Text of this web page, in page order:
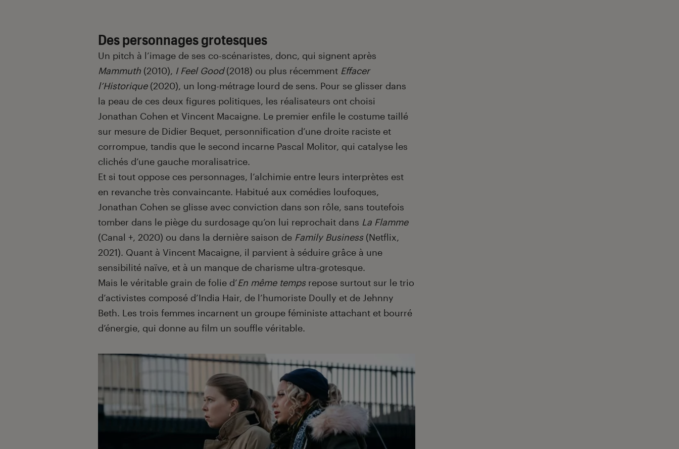
Des personnages grotesques
Un pitch à l’image de ses co-scénaristes, donc, qui signent après
Mammuth (2010), I Feel Good(2018) ou plus récemment Effacer
l’Historique(2020), un long-métrage lourd de sens. Pour se glisser dans
la peau de ces deux figures politiques, les réalisateurs ont choisi
Jonathan Cohen et Vincent Macaigne. Le premier enfile le costume taillé
sur mesure de Didier Bequet, personnification d’une droite raciste et
corrompue, tandis que le second incarne Pascal Molitor, qui catalyse les
clichés d’une gauche moralisatrice.
Et si tout oppose ces personnages, l’alchimie entre leurs interprètes est
en revanche très convaincante. Habitué aux comédies loufoques,
Jonathan Cohen se glisse avec conviction dans son rôle, sans toutefois
tomber dans le piège du surdosage qu’on lui reprochait dans La Flamme
(Canal +, 2020) ou dans la dernière saison de Family Business(Netflix,
2021). Quant à Vincent Macaigne, il parvient à séduire grâce à une
sensibilité naïve, et à un manque de charisme ultra-grotesque.
Mais le véritable grain de folie d’En même tempsrepose surtout sur le trio
d’activistes composé d’India Hair, de l’humoriste Doully et de Jehnny
Beth. Les trois femmes incarnent un groupe féministe attachant et bourré
d’énergie, qui donne au film un souffle véritable.